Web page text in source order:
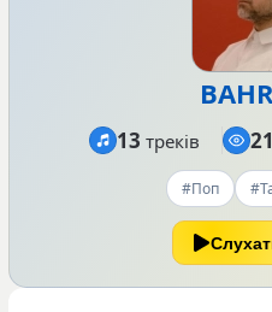
#Поп
13 треків